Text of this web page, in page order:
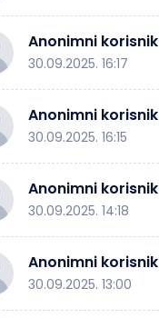
Anonimni korisnik
30.09.2025. 16:17
Anonimni korisnik
30.09.2025. 16:15
Anonimni korisnik
30.09.2025. 14:18
Anonimni korisnik
30.09.2025. 13:00